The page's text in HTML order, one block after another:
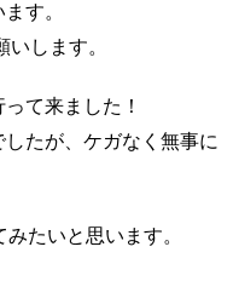
す。
します。
て来ました！
たが、ケガなく無事に
たいと思います。